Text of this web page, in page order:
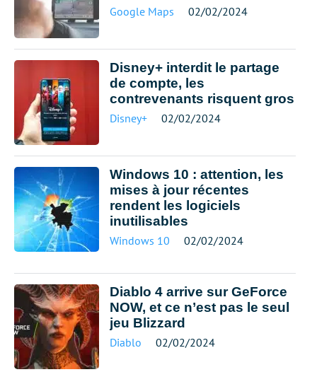
Google Maps 02/02/2024
Disney+ interdit le partage
de compte, les
contrevenants risquent gros
Disney+ 02/02/2024
Windows 10 : attention, les
mises à jour récentes
rendent les logiciels
inutilisables
Windows 10 02/02/2024
Diablo 4 arrive sur GeForce
NOW, et ce n’est pas le seul
jeu Blizzard
Diablo 02/02/2024